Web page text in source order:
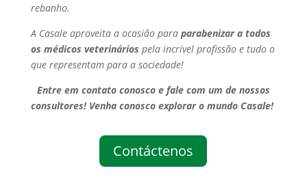
rebanho.
A Casale aproveita a ocasião para parabenizar a todos
os médicos veterinários pela incrível profissão e tudo o
que representam para a sociedade!
Entre em contato conosco e fale com um de nossos
consultores! Venha conosco explorar o mundo Casale!
Contáctenos